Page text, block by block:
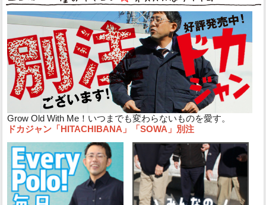
Grow Old With Me！いつまでも変わらないものを愛す。
ドカジャン「HITACHIBANA」「SOWA」別注